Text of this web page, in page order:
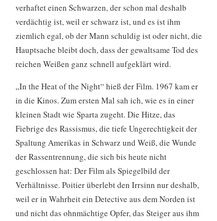
verhaftet einen Schwarzen, der schon mal deshalb
verdächtig ist, weil er schwarz ist, und es ist ihm
ziemlich egal, ob der Mann schuldig ist oder nicht, die
Hauptsache bleibt doch, dass der gewaltsame Tod des
reichen Weißen ganz schnell aufgeklärt wird.
„In the Heat of the Night“ hieß der Film. 1967 kam er
in die Kinos. Zum ersten Mal sah ich, wie es in einer
kleinen Stadt wie Sparta zugeht. Die Hitze, das
Fiebrige des Rassismus, die tiefe Ungerechtigkeit der
Spaltung Amerikas in Schwarz und Weiß, die Wunde
der Rassentrennung, die sich bis heute nicht
geschlossen hat: Der Film als Spiegelbild der
Verhältnisse. Poitier überlebt den Irrsinn nur deshalb,
weil er in Wahrheit ein Detective aus dem Norden ist
und nicht das ohnmächtige Opfer, das Steiger aus ihm